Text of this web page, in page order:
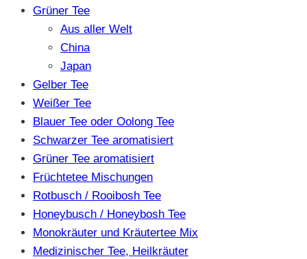
Grüner Tee
Aus aller Welt
China
Japan
Gelber Tee
Weißer Tee
Blauer Tee oder Oolong Tee
Schwarzer Tee aromatisiert
Grüner Tee aromatisiert
Früchtetee Mischungen
Rotbusch / Rooibosh Tee
Honeybusch / Honeybosh Tee
Monokräuter und Kräutertee Mix
Medizinischer Tee, Heilkräuter